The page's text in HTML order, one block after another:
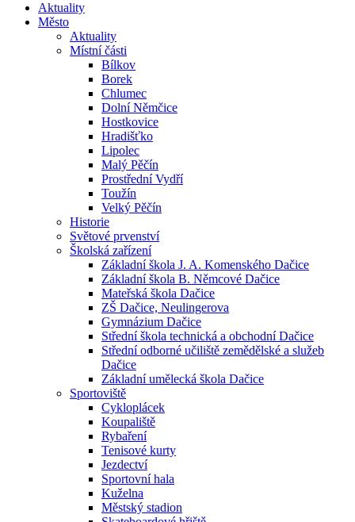
Aktuality
Město
Aktuality
Místní části
Bílkov
Borek
Chlumec
Dolní Němčice
Hostkovice
Hradišťko
Lipolec
Malý Pěčín
Prostřední Vydří
Toužín
Velký Pěčín
Historie
Světové prvenství
Školská zařízení
Základní škola J. A. Komenského Dačice
Základní škola B. Němcové Dačice
Mateřská škola Dačice
ZŠ Dačice, Neulingerova
Gymnázium Dačice
Střední škola technická a obchodní Dačice
Střední odborné učiliště zemědělské a služeb
Dačice
Základní umělecká škola Dačice
Sportoviště
Cykloplácek
Koupaliště
Rybaření
Tenisové kurty
Jezdectví
Sportovní hala
Kuželna
Městský stadion